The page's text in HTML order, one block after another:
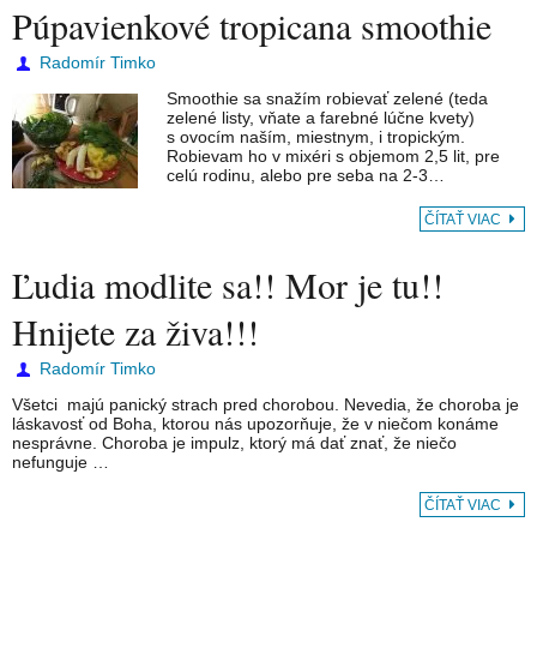
Púpavienkové tropicana smoothie
Radomír Timko
Smoothie sa snažím robievať zelené (teda
zelené listy, vňate a farebné lúčne kvety)
s ovocím naším, miestnym, i tropickým.
Robievam ho v mixéri s objemom 2,5 lit, pre
celú rodinu, alebo pre seba na 2-3…
ČÍTAŤ VIAC
Ľudia modlite sa!! Mor je tu!!
Hnijete za živa!!!
Radomír Timko
Všetci majú panický strach pred chorobou. Nevedia, že choroba je
láskavosť od Boha, ktorou nás upozorňuje, že v niečom konáme
nesprávne. Choroba je impulz, ktorý má dať znať, že niečo
nefunguje …
ČÍTAŤ VIAC